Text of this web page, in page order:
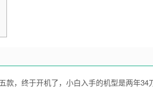
款，终于开机了，小白入手的机型是两年34